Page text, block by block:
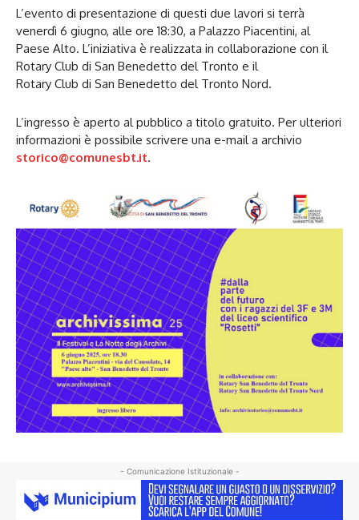
L’evento di presentazione di questi due lavori si terrà
venerdì 6 giugno, alle ore 18:30, a Palazzo Piacentini, al
Paese Alto. L’iniziativa è realizzata in collaborazione con il
Rotary Club di San Benedetto del Tronto e il
Rotary Club di San Benedetto del Tronto Nord.
L’ingresso è aperto al pubblico a titolo gratuito. Per ulteriori
informazioni è possibile scrivere una e-mail a archivio
storico@comunesbt.it.
- Comunicazione Istituzionale -